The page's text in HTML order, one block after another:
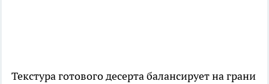
Текстура готового десерта балансирует на грани